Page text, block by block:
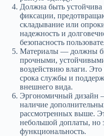
Должна быть устойчива
фиксации,
складывание или
надежность и
безопасность
Материалы — должны
прочными,
воздействию влаги.
срока службы и
внешнего вида.
Эргономичный дизайн
наличие
рассмотренных выше.
небольшой доплаты, но
функциональность.